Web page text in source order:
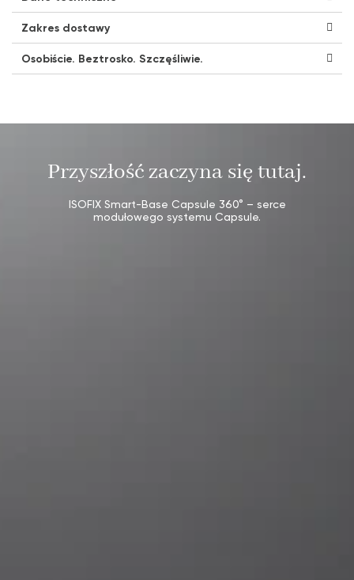
Zakres dostawy
Osobiście. Beztrosko. Szczęśliwie.
Przyszłość zaczyna się tutaj.
ISOFIX Smart-Base Capsule 360° – serce
modułowego systemu Capsule.